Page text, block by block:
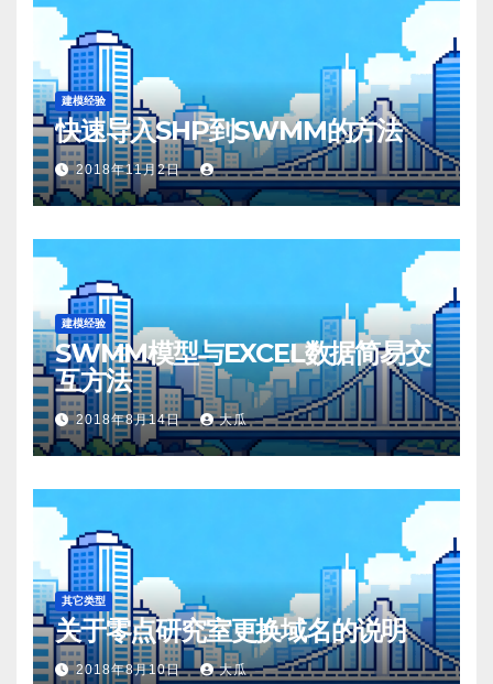
建模经验
快速导入SHP到SWMM的方法
2018年11月2日
建模经验
SWMM模型与EXCEL数据简易交
互方法
2018年8月14日 大瓜
其它类型
关于零点研究室更换域名的说明
2018年8月10日 大瓜